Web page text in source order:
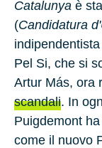
Catalunya è
(Candidatura
Pel Si, che si
Artur Más, ora
scandali. In
Puigdemont
come il nuovo